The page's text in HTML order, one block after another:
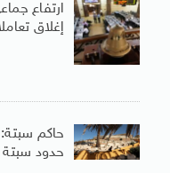
ارتفاع
إغلاق
حدود سبتة